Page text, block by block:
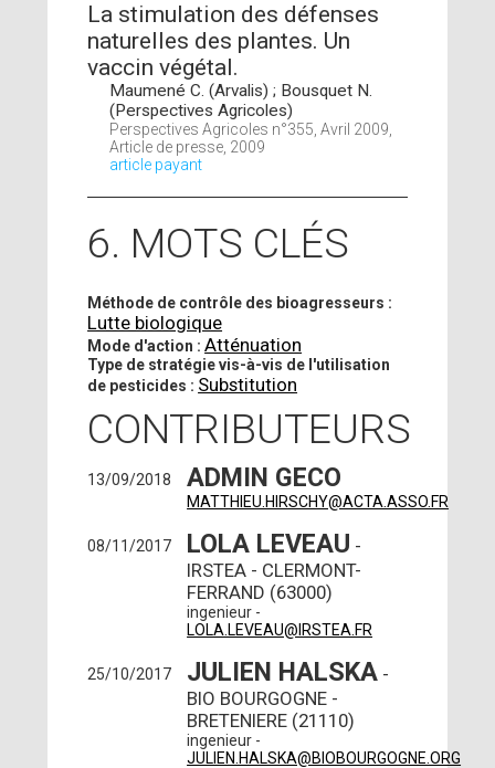
La stimulation des défenses
naturelles des plantes. Un
vaccin végétal.
Maumené C. (Arvalis) ; Bousquet N.
(Perspectives Agricoles)
Perspectives Agricoles n°355, Avril 2009,
Article de presse, 2009
article payant
6. MOTS CLÉS
Méthode de contrôle des bioagresseurs :
Lutte biologique
Mode d'action :Atténuation
Type de stratégie vis-à-vis de l'utilisation
de pesticides : Substitution
CONTRIBUTEURS
13/09/2018 ADMIN GECO
MATTHIEU.HIRSCHY@ACTA.ASSO.FR
08/11/2017 LOLA LEVEAU -
IRSTEA - CLERMONT-
FERRAND (63000)
ingenieur -
LOLA.LEVEAU@IRSTEA.FR
25/10/2017 JULIEN HALSKA -
BIO BOURGOGNE -
BRETENIERE (21110)
ingenieur -
JULIEN.HALSKA@BIOBOURGOGNE.ORG